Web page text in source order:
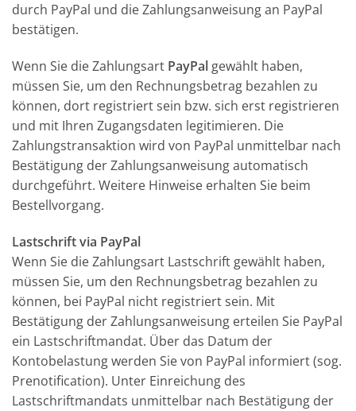
durch PayPal und die Zahlungsanweisung an PayPal
bestätigen.
Wenn Sie die Zahlungsart PayPal gewählt haben,
müssen Sie, um den Rechnungsbetrag bezahlen zu
können, dort registriert sein bzw. sich erst registrieren
und mit Ihren Zugangsdaten legitimieren. Die
Zahlungstransaktion wird von PayPal unmittelbar nach
Bestätigung der Zahlungsanweisung automatisch
durchgeführt. Weitere Hinweise erhalten Sie beim
Bestellvorgang.
Lastschrift via PayPal
Wenn Sie die Zahlungsart Lastschrift gewählt haben,
müssen Sie, um den Rechnungsbetrag bezahlen zu
können, bei PayPal nicht registriert sein. Mit
Bestätigung der Zahlungsanweisung erteilen Sie PayPal
ein Lastschriftmandat. Über das Datum der
Kontobelastung werden Sie von PayPal informiert (sog.
Prenotification). Unter Einreichung des
Lastschriftmandats unmittelbar nach Bestätigung der